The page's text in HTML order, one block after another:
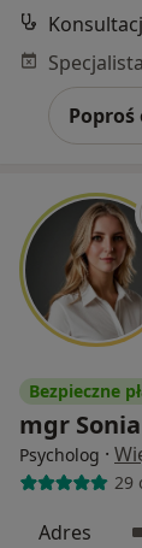
Bezpieczne
mgr
Psycholog ·
29
Adres